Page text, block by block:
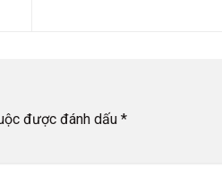
được đánh dấu *